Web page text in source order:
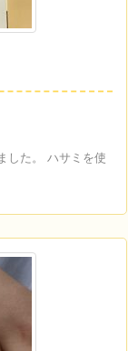
した。 ハサミを使